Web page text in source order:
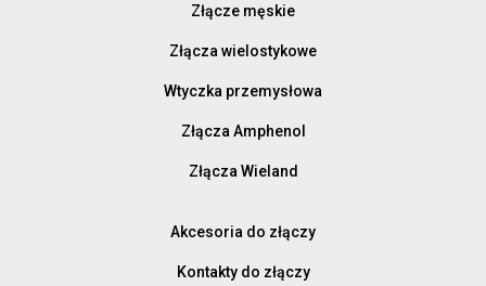
Złącze męskie
Złącza wielostykowe
Wtyczka przemysłowa
Złącza Amphenol
Złącza Wieland
Akcesoria do złączy
Kontakty do złączy